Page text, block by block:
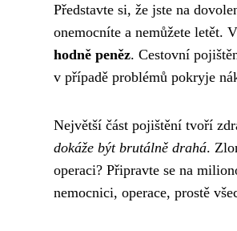
Představte si, že jste na
onemocníte a nemůžete letět.
hodně peněz. Cestovní
v případě problémů pokryje
Největší část pojištění tvoří
dokáže být brutálně drahá.
operaci? Připravte se na
nemocnici, operace, prostě